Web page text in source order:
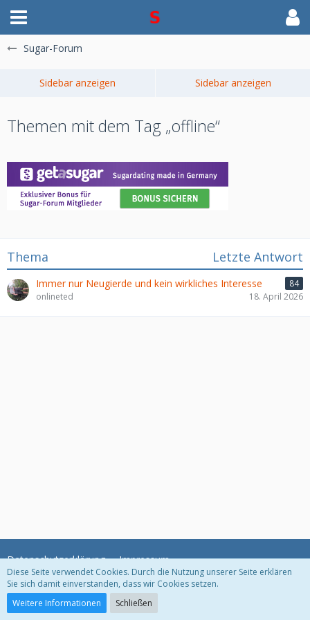
Sugar-Forum
Themen mit dem Tag „offline“
Thema Letzte Antwort
Immer nur Neugierde und kein wirkliches Interesse
84
onlineted
18. April 2026
Datenschutzerklärung Impressum
Community-Software:
Diese Seite verwendet Cookies. Durch die Nutzung unserer Seite erklären
Sie sich damit einverstanden, dass wir Cookies setzen.
Weitere Informationen
Schließen